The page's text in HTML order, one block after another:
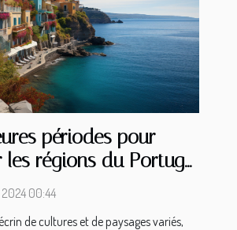
périodes pour
régions du Portugal
Porto et
00:44
de cultures et de paysages variés,